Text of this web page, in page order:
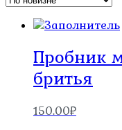
Пробник
бритья
150.00₽